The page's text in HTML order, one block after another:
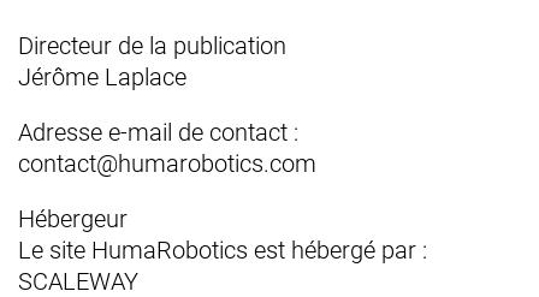
Directeur de la publication
Jérôme Laplace
Adresse e-mail de contact :
contact@humarobotics.com
Hébergeur
Le site HumaRobotics est hébergé par :
SCALEWAY